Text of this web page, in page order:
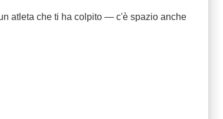
atleta che ti ha colpito — c'è spazio anche